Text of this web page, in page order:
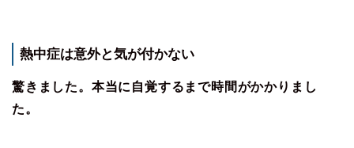
熱中症は意外と気が付かない
驚きました。本当に自覚するまで時間がかかりまし
た。